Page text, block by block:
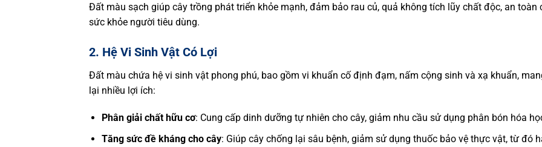
Đất màu sạch giúp cây trồng phát triển khỏe mạnh, đảm bảo rau củ, quả không tích lũy chất độc, an toàn
sức khỏe người tiêu dùng.
2. Hệ Vi Sinh Vật Có Lợi
Đất màu chứa hệ vi sinh vật phong phú, bao gồm vi khuẩn cố định đạm, nấm cộng sinh và xạ khuẩn,
lại nhiều lợi ích:
Phân giải chất hữu cơ: Cung cấp dinh dưỡng tự nhiên cho cây, giảm nhu cầu sử dụng phân bón hóa
Tăng sức đề kháng cho cây: Giúp cây chống lại sâu bệnh, giảm sử dụng thuốc bảo vệ thực vật, từ đó